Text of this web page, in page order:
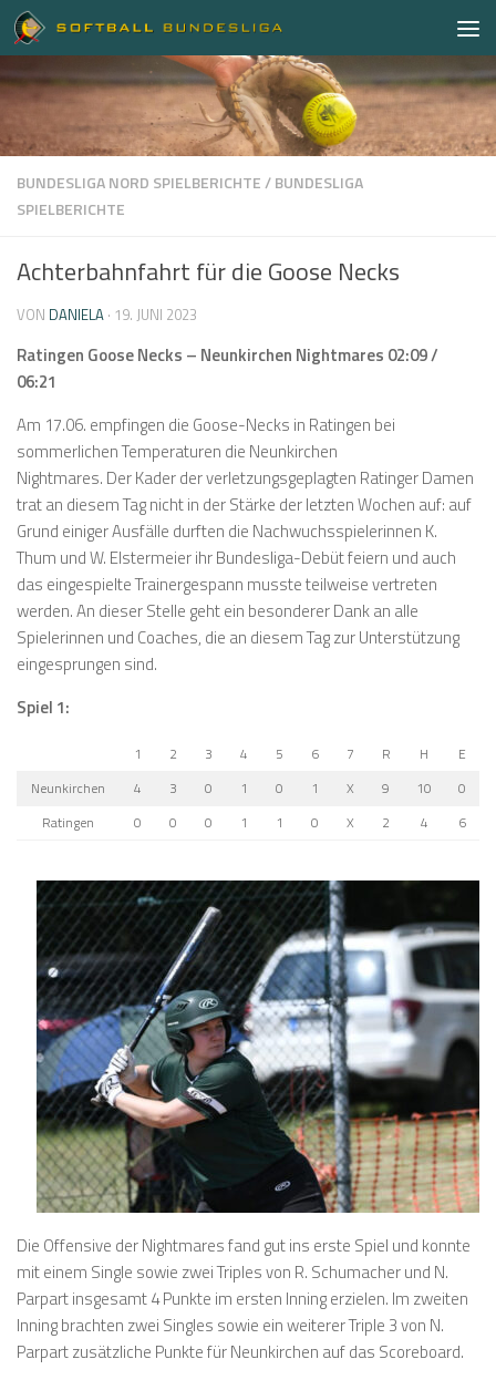
Zum Inhalt springen
BUNDESLIGA NORD SPIELBERICHTE/BUNDESLIGA
SPIELBERICHTE
Achterbahnfahrt für die Goose Necks
VON DANIELA · 19. JUNI 2023
Ratingen Goose Necks – Neunkirchen Nightmares 02:09 /
06:21
Am 17.06. empfingen die Goose-Necks in Ratingen bei
sommerlichen Temperaturen die Neunkirchen
Nightmares. Der Kader der verletzungsgeplagten Ratinger Damen
trat an diesem Tag nicht in der Stärke der letzten Wochen auf: auf
Grund einiger Ausfälle durften die Nachwuchsspielerinnen K.
Thum und W. Elstermeier ihr Bundesliga-Debüt feiern und auch
das eingespielte Trainergespann musste teilweise vertreten
werden. An dieser Stelle geht ein besonderer Dank an alle
Spielerinnen und Coaches, die an diesem Tag zur Unterstützung
eingesprungen sind.
Spiel 1:
1 2 3 4 5 6 7 R H
E
Neunkirchen
4 3 0 1 0 1 X 9 10
0
Ratingen
0 0 0 1 1 0 X 2 4 6
Die Offensive der Nightmares fand gut ins erste Spiel und konnte
mit einem Single sowie zwei Triples von R. Schumacher und N.
Parpart insgesamt 4 Punkte im ersten Inning erzielen. Im zweiten
Inning brachten zwei Singles sowie ein weiterer Triple 3 von N.
Parpart zusätzliche Punkte für Neunkirchen auf das Scoreboard.